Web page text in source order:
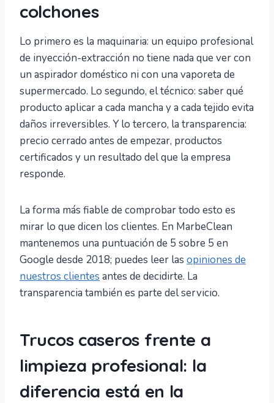
colchones
Lo primero es la maquinaria: un equipo profesional
de inyección-extracción no tiene nada que ver con
un aspirador doméstico ni con una vaporeta de
supermercado. Lo segundo, el técnico: saber qué
producto aplicar a cada mancha y a cada tejido evita
daños irreversibles. Y lo tercero, la transparencia:
precio cerrado antes de empezar, productos
certificados y un resultado del que la empresa
responde.
La forma más fiable de comprobar todo esto es
mirar lo que dicen los clientes. En MarbeClean
mantenemos una puntuación de 5 sobre 5 en
Google desde 2018; puedes leer las opiniones de
nuestros clientes antes de decidirte. La
transparencia también es parte del servicio.
Trucos caseros frente a
limpieza profesional: la
diferencia está en la